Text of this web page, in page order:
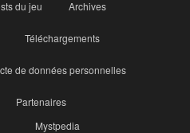
du jeu Archives
Téléchargements
de données personnelles
Partenaires
Mystpedia